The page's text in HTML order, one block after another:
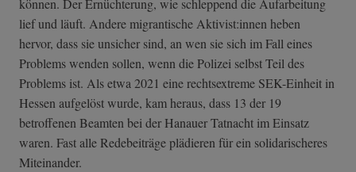
lief und läuft. Andere migrantische Aktivist:innen heben
hervor, dass sie unsicher sind, an wen sie sich im Fall eines
Problems wenden sollen, wenn die Polizei selbst Teil des
Problems ist. Als etwa 2021 eine rechtsextreme SEK-Einheit in
Hessen aufgelöst wurde, kam heraus, dass 13 der 19
betroffenen Beamten bei der Hanauer Tatnacht im Einsatz
waren. Fast alle Redebeiträge plädieren für ein solidarischeres
Miteinander.